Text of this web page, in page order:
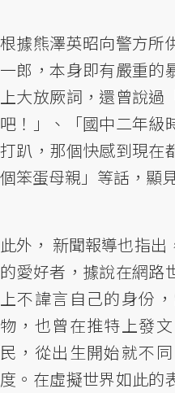
根據熊澤英昭向警方所
一郎，本身即有嚴重的
上大放厥詞，還曾說過
吧！」、「國中二年級
打趴，那個快感到現在
個笨蛋母親」等話，顯
此外， 新聞報導也指
的愛好者，據說在網路
上不諱言自己的身份
物，也曾在推特上發
民，從出生開始就不
度。在虛擬世界如此的